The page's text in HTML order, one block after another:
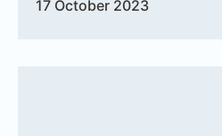
17 October 2023